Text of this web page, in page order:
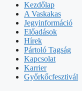
Kezdőlap
A Vaskakas
Jegyinformáció
Előadások
Hírek
Pártoló Tagság
Kapcsolat
Karrier
Győrkőcfesztivál